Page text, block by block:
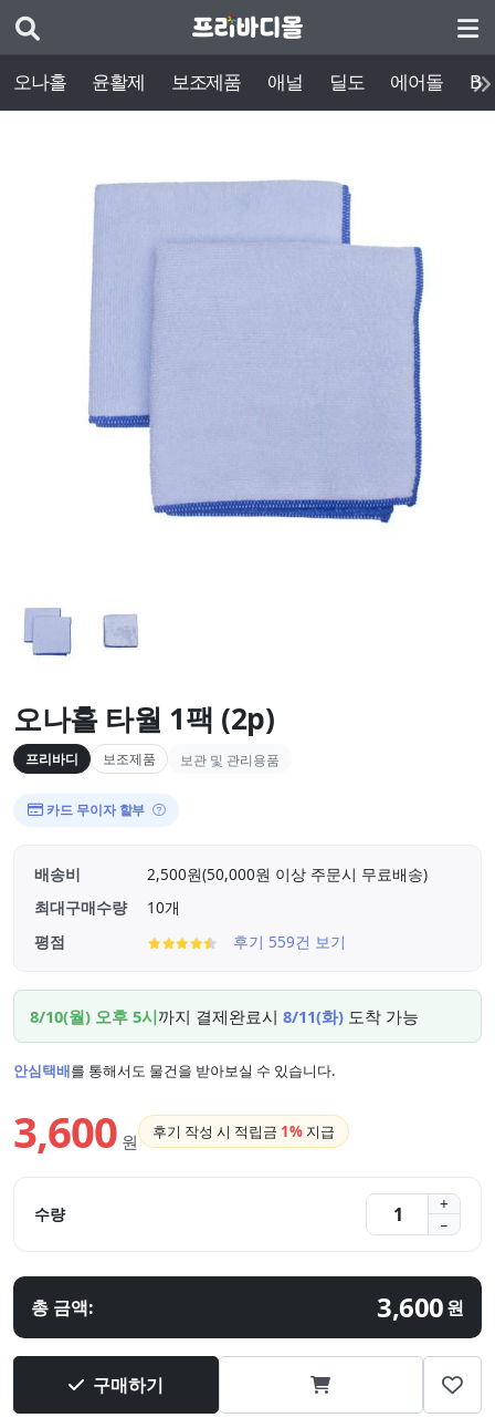
오나홀 윤활제 보조제품 애널 딜도 에어돌
오나홀 타월 1팩 (2p)
프리바디 보조제품 보관 및 관리용품
카드 무이자 할부
배송비
2,500원(50,000원 이상 주문시 무료배송)
최대구매수량
10개
평점
후기 559건 보기
8/10(월) 오후 5시까지 결제완료시 8/11(화) 도착 가능
안심택배를 통해서도 물건을 받아보실 수 있습니다.
3,600 원 후기 작성 시 적립금 1% 지급
수량
총 금액: 3,600원
구매하기